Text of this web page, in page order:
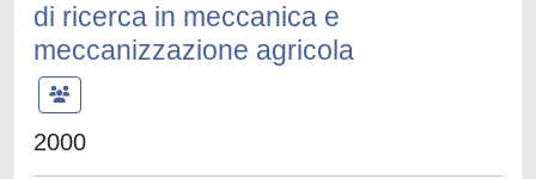
di ricerca in meccanica e
meccanizzazione agricola
2000